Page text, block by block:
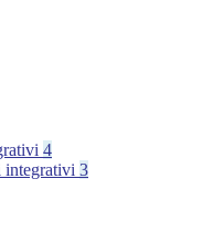
4
integrativi 3